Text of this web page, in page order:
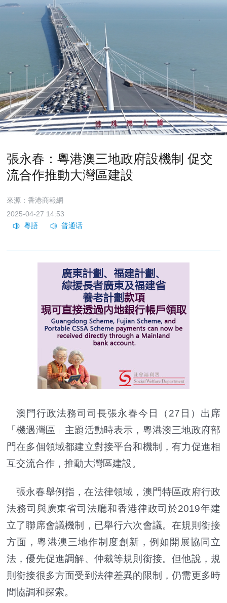
張永春：粵港澳三地政府設機制 促交
流合作推動大灣區建設
來源：香港商報網
2025-04-27 14:53
澳門行政法務司司長張永春今日（27日）出席
「機遇灣區」主題活動時表示，粵港澳三地政府部
門在多個領域都建立對接平台和機制，有力促進相
互交流合作，推動大灣區建設。
張永春舉例指，在法律領域，澳門特區政府行政
法務司與廣東省司法廳和香港律政司於2019年建
立了聯席會議機制，已舉行六次會議。在規則銜接
方面，粵港澳三地作制度創新，例如開展協同立
法，優先促進調解、仲裁等規則銜接。但他說，規
則銜接很多方面受到法律差異的限制，仍需更多時
間協調和探索。